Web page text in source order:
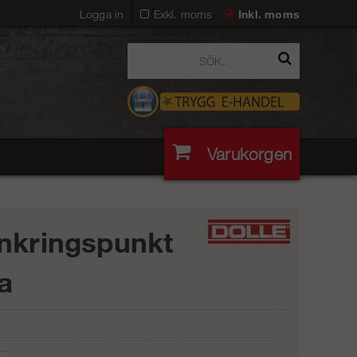
Exkl. moms Inkl. moms
Logga in
Varukorgen